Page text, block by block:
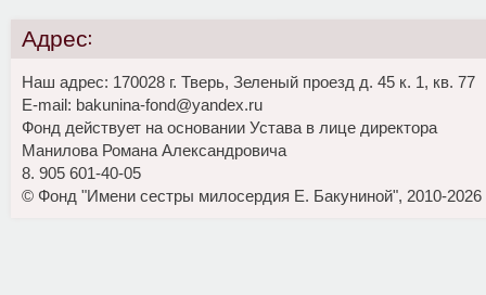
Адрес:
Наш адрес: 170028 г. Тверь, Зеленый проезд д. 45 к. 1, кв. 77
E-mail: bakunina-fond@yandex.ru
Фонд действует на основании Устава в лице директора
Манилова Романа Александровича
8. 905 601-40-05
© Фонд "Имени сестры милосердия Е. Бакуниной", 2010-2026